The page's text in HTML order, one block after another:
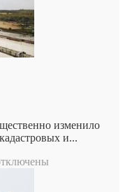
изменило
и...